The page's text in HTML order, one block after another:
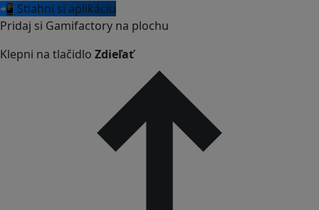
📲 Stiahni si aplikáciu
Pridaj si Gamifactory na plochu
Klepni na tlačidlo Zdieľať